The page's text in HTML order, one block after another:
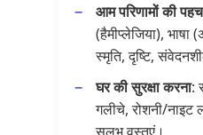
आम परिणामों की
(हैमीप्लेजिया), भाषा
स्मृति, दृष्टि,
घर की सुरक्षा करना:
गलीचे, रोशनी/नाइट
सुलभ वस्तुएं।